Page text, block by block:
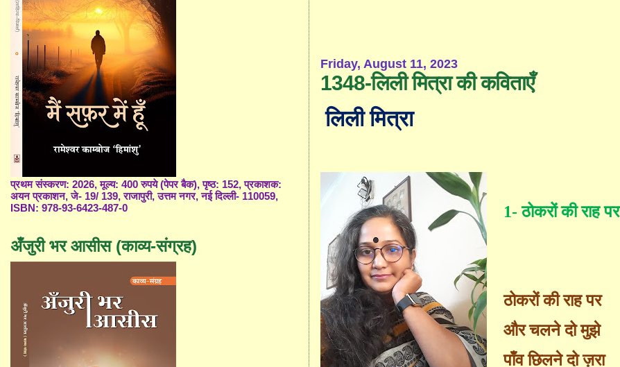
Friday, August 11, 2023
1348-लिली मित्रा की कविताएँ
लिली मित्रा
1-ठोकरों की राह पर
ठोकरों की राह पर
और चलने दो मुझे
पाँव छिलने दो ज़रा
प्रथम संस्करण: 2026, मूल्य: 400 रुपये (पेपर बैक), पृष्ठ: 152, प्रकाशक:
अयन प्रकाशन, जे- 19/ 139, राजापुरी, उत्तम नगर, नई दिल्ली- 110059,
ISBN: 978-93-6423-487-0
अँजुरी भर आसीस (काव्य-संग्रह)